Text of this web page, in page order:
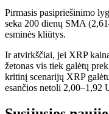
Pirmasis pasipriešinimo
seka 200 dienų SMA
esminės kliūtys.
Ir atvirkščiai, jei XRP
žetonas vis tiek galėtų
kritinį scenarijų XRP
esančios netoli 2,00–1,92